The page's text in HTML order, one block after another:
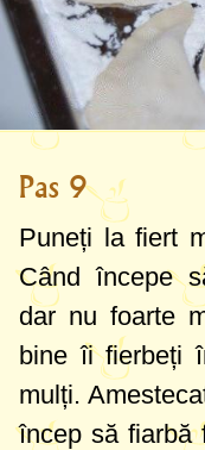
Pas 9
Puneți la fiert
Când începe
dar nu foarte
bine îi fierbeți
mulți.
încep să fiarbă